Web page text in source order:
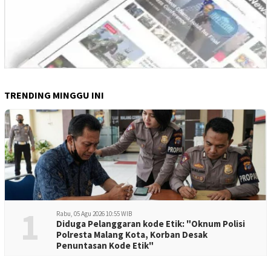
TRENDING MINGGU INI
1 Rabu, 05 Agu 2026 10:55 WIB
Diduga Pelanggaran kode Etik: "Oknum Polisi
Polresta Malang Kota, Korban Desak
Penuntasan Kode Etik"